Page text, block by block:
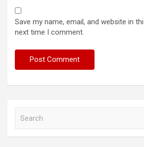
Save my name, email, and website in
next time I comment.